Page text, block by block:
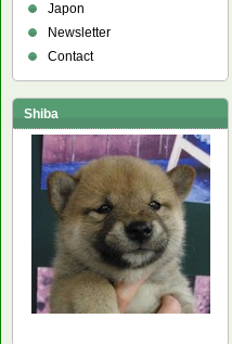
Japon
Newsletter
Contact
Shiba